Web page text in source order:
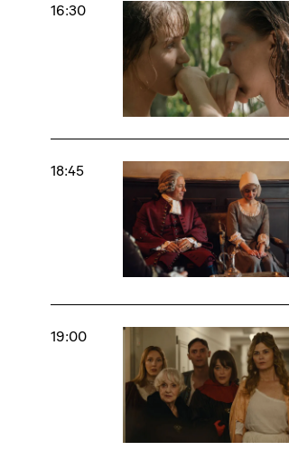
16:30
18:45
19:00